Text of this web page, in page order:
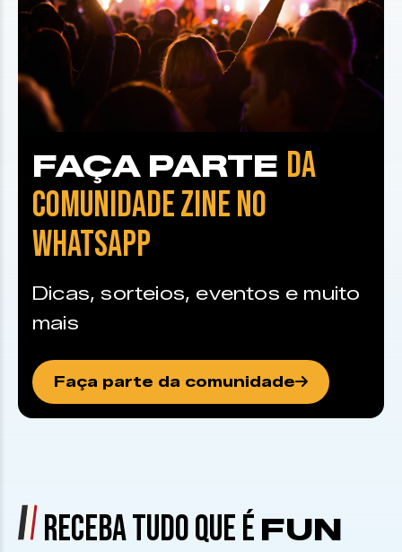
FAÇA PARTE DA
COMUNIDADE ZINE NO
WHATSAPP
Dicas, sorteios, eventos e muito
mais
Faça parte da comunidade
RECEBA TUDO QUE É FUN